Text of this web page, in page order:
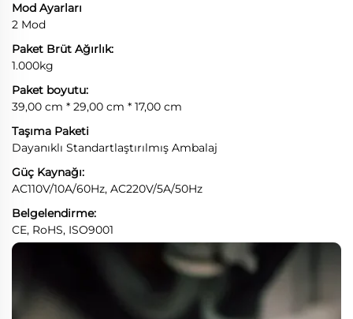
Mod Ayarları
2 Mod
Paket Brüt Ağırlık:
1.000kg
Paket boyutu:
39,00 cm * 29,00 cm * 17,00 cm
Taşıma Paketi
Dayanıklı Standartlaştırılmış Ambalaj
Güç Kaynağı:
AC110V/10A/60Hz, AC220V/5A/50Hz
Belgelendirme:
CE, RoHS, ISO9001